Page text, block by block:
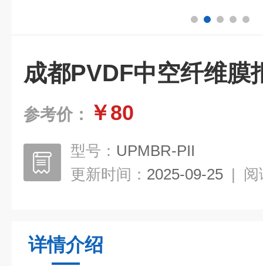
成都PVDF中空纤维膜
参考价： ￥80
型号： UPMBR-PII
更新时间： 2025-09-25 | 阅
详情介绍